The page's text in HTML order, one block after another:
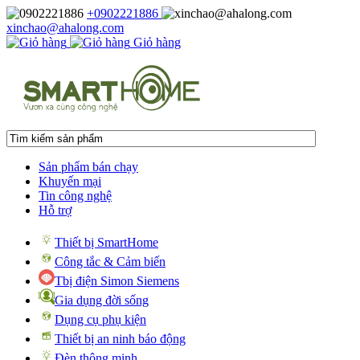
+0902221886
xinchao@ahalong.com
Giỏ hàng
Sản phẩm bán chạy
Khuyến mại
Tin công nghệ
Hỗ trợ
Thiết bị SmartHome
Công tắc & Cảm biến
Tbị điện Simon Siemens
Gia dụng đời sống
Dụng cụ phụ kiện
Thiết bị an ninh báo động